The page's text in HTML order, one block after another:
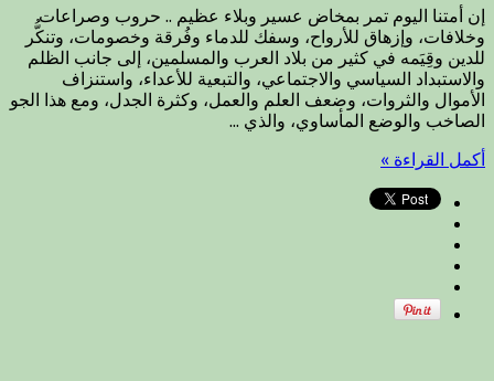
اعتصم
بالله
أعزه
وأيده
..
إن أمتنا اليوم تمر بمخاض عسير وبلاء عظيم .. حروب وصراعات
وخلافات، وإزهاق للأرواح، وسفك للدماء وفُرقة وخصومات، وتنكُّر
للدين وقِيَمه في كثير من بلاد العرب والمسلمين، إلى جانب الظلم
والاستبداد السياسي والاجتماعي، والتبعية للأعداء، واستنزاف
الأموال والثروات، وضعف العلم والعمل، وكثرة الجدل، ومع هذا الجو
الصاخب والوضع المأساوي، والذي ...
أكمل القراءة »